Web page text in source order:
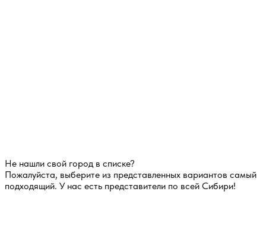
Не нашли свой город в списке?
Пожалуйста, выберите из представленных вариантов самый
подходящий. У нас есть представители по всей Сибири!